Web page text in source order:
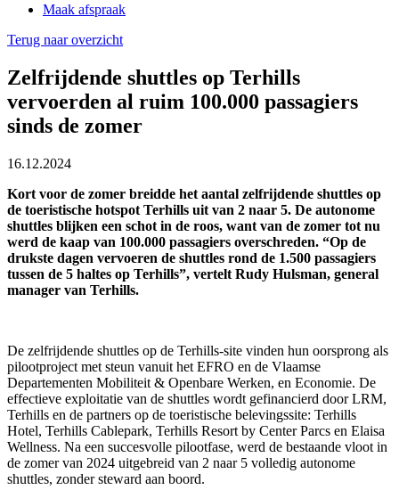
Maak afspraak
Terug naar overzicht
Zelfrijdende shuttles op Terhills
vervoerden al ruim 100.000 passagiers
sinds de zomer
16.12.2024
Kort voor de zomer breidde het aantal zelfrijdende shuttles op
de toeristische hotspot Terhills uit van 2 naar 5. De autonome
shuttles blijken een schot in de roos, want van de zomer tot nu
werd de kaap van 100.000 passagiers overschreden. “Op de
drukste dagen vervoeren de shuttles rond de 1.500 passagiers
tussen de 5 haltes op Terhills”, vertelt Rudy Hulsman, general
manager van Terhills.
De zelfrijdende shuttles op de Terhills-site vinden hun oorsprong als
pilootproject met steun vanuit het EFRO en de Vlaamse
Departementen Mobiliteit & Openbare Werken, en Economie. De
effectieve exploitatie van de shuttles wordt gefinancierd door LRM,
Terhills en de partners op de toeristische belevingssite: Terhills
Hotel, Terhills Cablepark, Terhills Resort by Center Parcs en Elaisa
Wellness. Na een succesvolle pilootfase, werd de bestaande vloot in
de zomer van 2024 uitgebreid van 2 naar 5 volledig autonome
shuttles, zonder steward aan boord.